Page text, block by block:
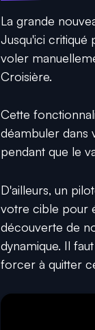
La grande
Jusqu'ici critiqué
voler
Croisière.
Cette
déambuler dans
pendant que le
D'ailleurs, un
votre cible pour
découverte de
dynamique. Il
forcer à quitter